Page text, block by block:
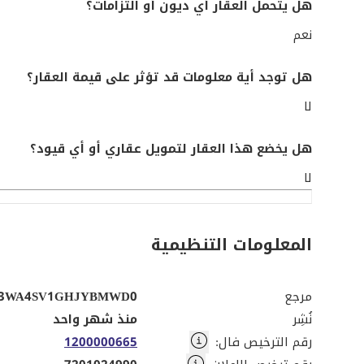
هل يتحمل العقار أي ديون أو التزامات؟
نعم
هل توجد أية معلومات قد تؤثر على قيمة العقار؟
لا
هل يخضع هذا العقار لتمويل عقاري أو أي قيود؟
لا
المعلومات التنظيمية
مرجع
نُشِر
منذ شهر واحد
رقم الترخيص فال:
1200000665